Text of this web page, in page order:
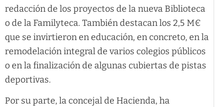
redacción de los proyectos de la nueva Biblioteca
o de la Familyteca. También destacan los 2,5 M€
que se invirtieron en educación, en concreto, en la
remodelación integral de varios colegios públicos
o en la finalización de algunas cubiertas de pistas
deportivas.
Por su parte, la concejal de Hacienda, ha